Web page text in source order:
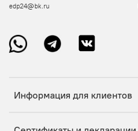
Информация для клиентов
edp24@bk.ru